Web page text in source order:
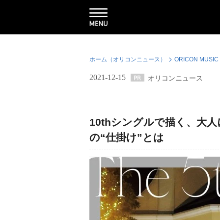
ホーム（オリコンニュース） ORICON MUSIC
2021-12-15 オリコンニュース
10thシングルで描く、大
の“仕掛け”とは